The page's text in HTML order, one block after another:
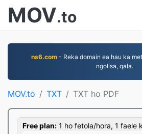
MOV.to
ns6.com- Reka domain ea hau ka
ngolisa, qala.
MOV.to TXT TXT ho PDF
Free plan: 1 ho fetola/hora, 1 faele